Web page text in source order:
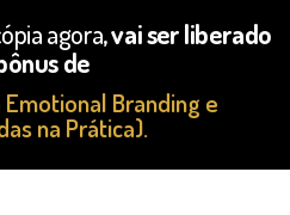
agora, vai ser liberado
de
Branding e
na Prática).